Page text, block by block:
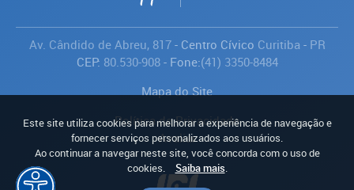
Av. Cândido de Abreu, 817- Centro Cívico Curitiba - PR
CEP: 80.530-908- Fone:(41) 3350-8484
Mapa do Site
Política de Privacidade
Avaliar
Este site utiliza cookies para melhorar a experiência de navegação e
fornecer serviços personalizados aos usuários.
Ao continuar a navegar neste site, você concorda com o uso de
cookies.
Saiba mais.